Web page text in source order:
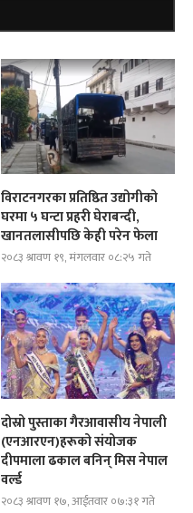
विराटनगरका प्रतिष्ठित उद्योगीको
घरमा ५ घन्टा प्रहरी घेराबन्दी,
खानतलासीपछि केही परेन फेला
२०८३ श्रावण १९, मंगलवार ०८:२५ गते
दोस्रो पुस्ताका गैरआवासीय नेपाली
(एनआरएन)हरूको संयोजक
दीपमाला ढकाल बनिन् मिस नेपाल
वर्ल्ड
२०८३ श्रावण १७, आईतवार ०७:३१ गते